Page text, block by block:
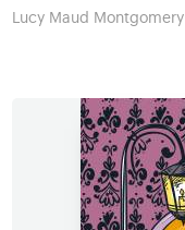
Lucy Maud Montgomery